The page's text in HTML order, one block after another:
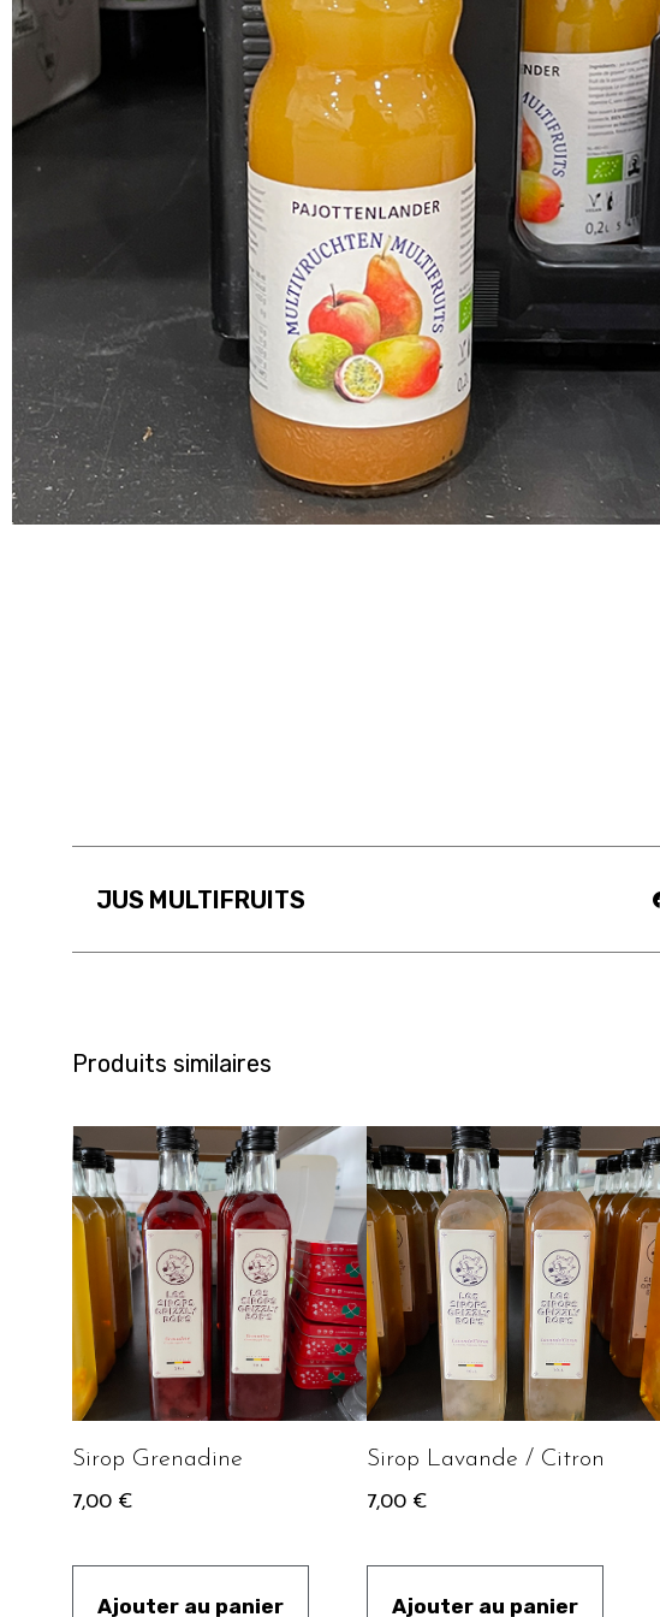
JUS MULTIFRUITS
Produits similaires
Sirop Grenadine
7,00 €
Ajouter au panier
Sirop Lavande / Citron
7,00 €
Ajouter au panier